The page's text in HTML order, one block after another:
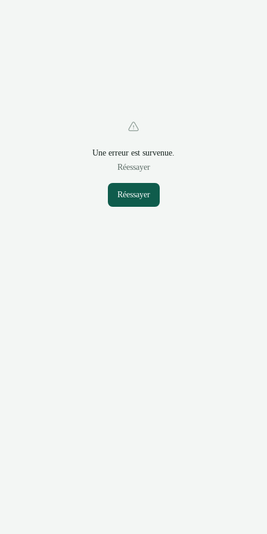
Une erreur est survenue.
Réessayer
Réessayer